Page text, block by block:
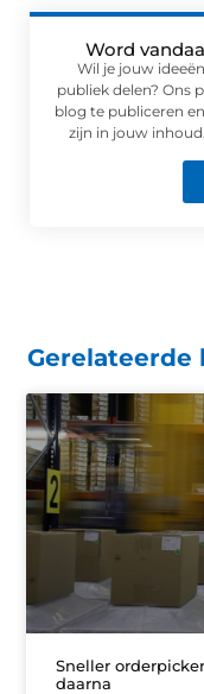
Word
Wil je jouw
publiek delen? Ons
blog te publiceren
zijn in jouw
Gerelateerde
Sneller
daarna